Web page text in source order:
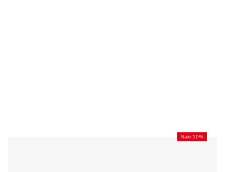
Sale 20%